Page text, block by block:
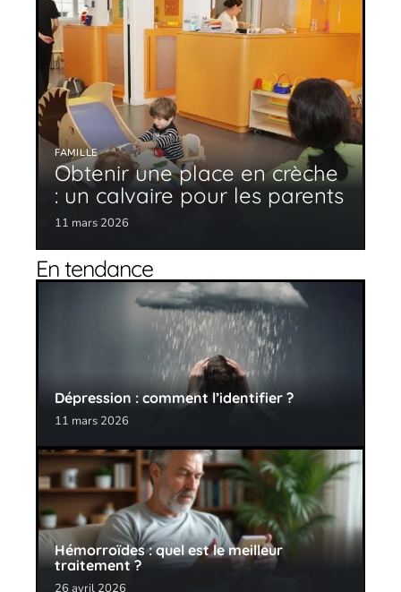
FAMILLE
Obtenir une place en crèche
: un calvaire pour les parents
11 mars 2026
En tendance
Dépression : comment l’identifier ?
11 mars 2026
Hémorroïdes : quel est le meilleur
traitement ?
26 avril 2026